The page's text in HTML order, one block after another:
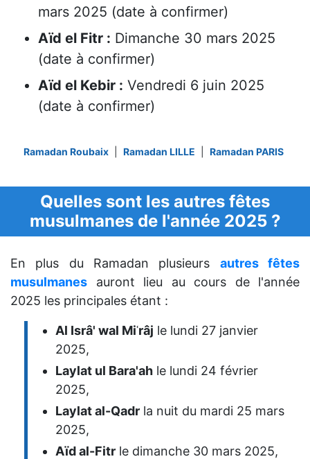
mars 2025 (date à confirmer)
Aïd el Fitr : Dimanche 30 mars 2025
(date à confirmer)
Aïd el Kebir : Vendredi 6 juin 2025
(date à confirmer)
Ramadan Roubaix Ramadan LILLE Ramadan PARIS
Quelles sont les autres fêtes
musulmanes de l'année 2025 ?
En plus du Ramadan plusieurs autres fêtes
musulmanes auront lieu au cours de l'année
2025 les principales étant :
Al Isrâ' wal Miʿrâj le lundi 27 janvier
2025,
Laylat ul Bara'ah le lundi 24 février
2025,
Laylat al-Qadr la nuit du mardi 25 mars
2025,
Aïd al-Fitr le dimanche 30 mars 2025,